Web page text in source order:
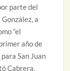
parte del
a
“el
año de
San Juan
Cabrera,